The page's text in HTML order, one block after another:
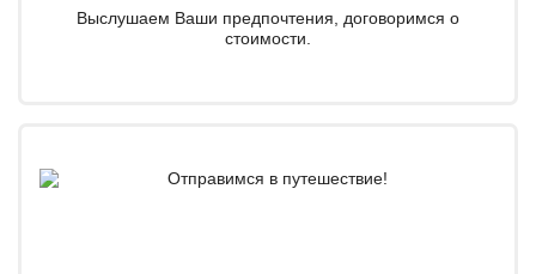
Выслушаем Ваши предпочтения, договоримся о
стоимости.